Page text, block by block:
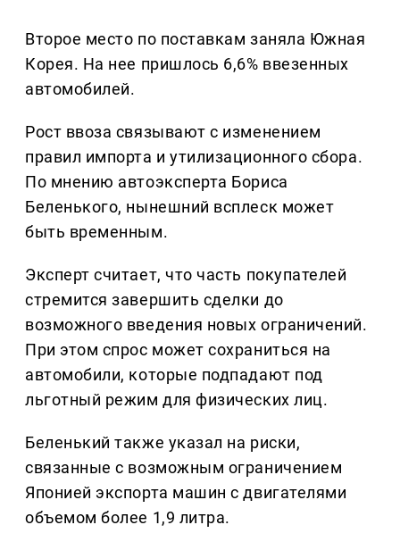
Второе место по поставкам заняла Южная
Корея. На нее пришлось 6,6% ввезенных
автомобилей.
Рост ввоза связывают с изменением
правил импорта и утилизационного сбора.
По мнению автоэксперта Бориса
Беленького, нынешний всплеск может
быть временным.
Эксперт считает, что часть покупателей
стремится завершить сделки до
возможного введения новых ограничений.
При этом спрос может сохраниться на
автомобили, которые подпадают под
льготный режим для физических лиц.
Беленький также указал на риски,
связанные с возможным ограничением
Японией экспорта машин с двигателями
объемом более 1,9 литра.